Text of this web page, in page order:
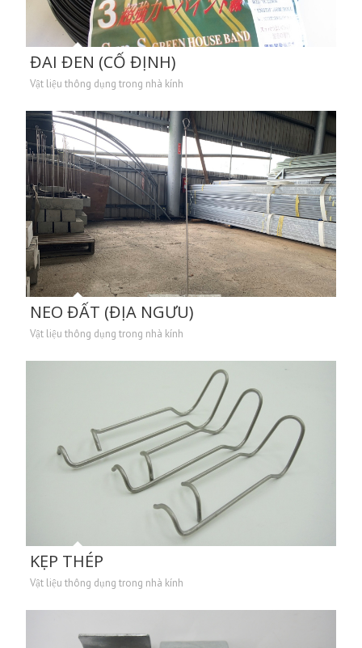
ĐAI ĐEN (CỐ ĐỊNH)
Vật liệu thông dụng trong nhà kính
NEO ĐẤT (ĐỊA NGƯU)
Vật liệu thông dụng trong nhà kính
KẸP THÉP
Vật liệu thông dụng trong nhà kính